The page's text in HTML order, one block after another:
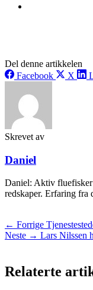
Del denne artikkelen
Facebook
X
Skrevet av
Daniel
Daniel: Aktiv fluefisker
redskaper. Erfaring
← Forrige
Neste → Lars Nilssen
Relaterte